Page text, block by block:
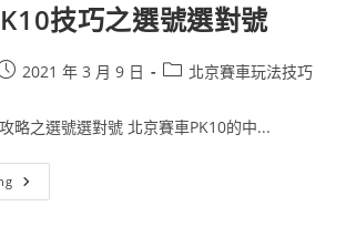
技巧之選號選對號
2021 年 3 月 9 日 北京賽車玩法技巧
略之選號選對號 北京賽車PK10的中...